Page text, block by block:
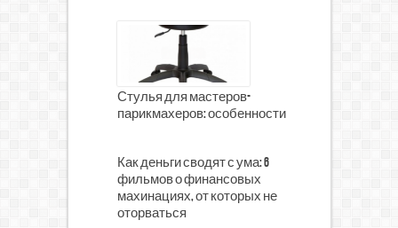
Стулья для мастеров-
парикмахеров: особенности
Как деньги сводят с ума: 6
фильмов о финансовых
махинациях, от которых не
оторваться